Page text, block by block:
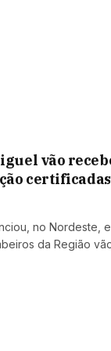
vão
certificadas
no Nordeste,
da Região